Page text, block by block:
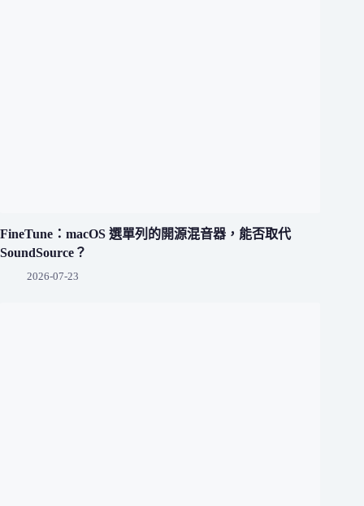
FineTune：macOS 選單列的開源混音器，能否取代
SoundSource？
2026-07-23